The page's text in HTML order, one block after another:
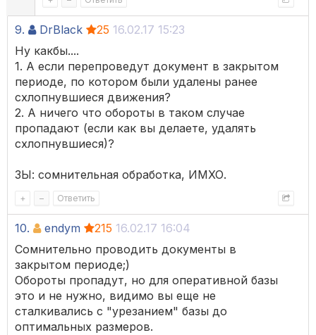
9. DrBlack 25 16.02.17 15:23
Ну какбы....
1. А если перепроведут документ в закрытом
периоде, по котором были удалены ранее
схлопнувшиеся движения?
2. А ничего что обороты в таком случае
пропадают (если как вы делаете, удалять
схлопнувшиеся)?
ЗЫ: сомнительная обработка, ИМХО.
+ – Ответить
10. endym 215 16.02.17 16:04
Сомнительно проводить документы в
закрытом периоде;)
Обороты пропадут, но для оперативной базы
это и не нужно, видимо вы еще не
сталкивались с "урезанием" базы до
оптимальных размеров.